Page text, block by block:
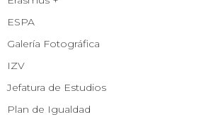
ESPA
Galería Fotográfica
IZV
Jefatura de Estudios
Plan de Igualdad